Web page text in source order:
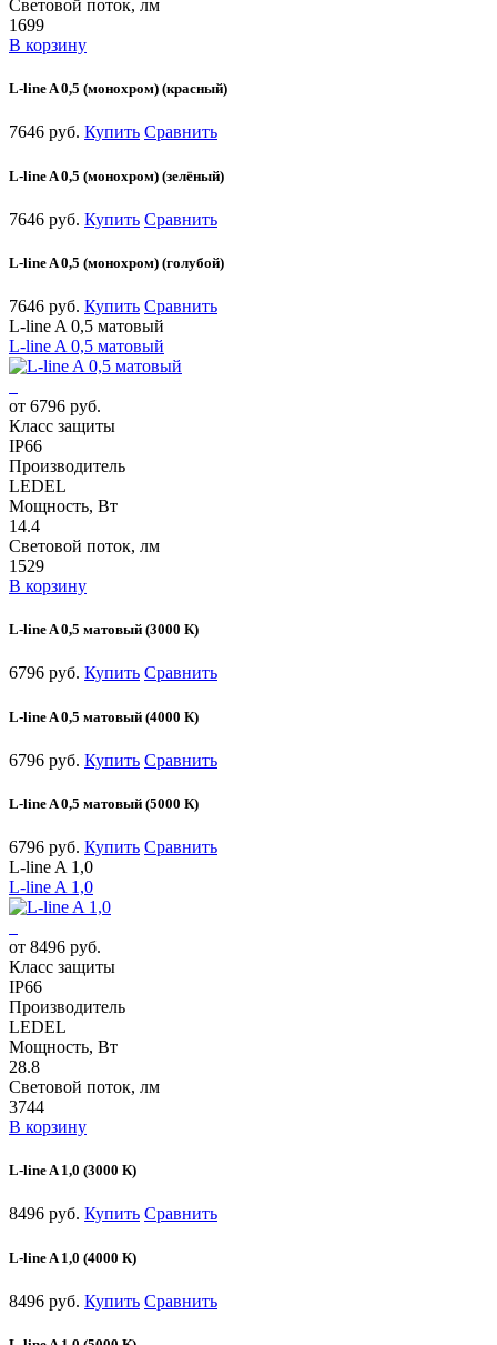
Световой поток, лм
1699
В корзину
L-line A 0,5 (монохром) (красный)
7646 руб. Купить Сравнить
L-line A 0,5 (монохром) (зелёный)
7646 руб. Купить Сравнить
L-line A 0,5 (монохром) (голубой)
7646 руб. Купить Сравнить
L-line A 0,5 матовый
L-line A 0,5 матовый
от 6796 руб.
Класс защиты
IP66
Производитель
LEDEL
Мощность, Вт
14.4
Световой поток, лм
1529
В корзину
L-line A 0,5 матовый (3000 К)
6796 руб. Купить Сравнить
L-line A 0,5 матовый (4000 К)
6796 руб. Купить Сравнить
L-line A 0,5 матовый (5000 К)
6796 руб. Купить Сравнить
L-line A 1,0
L-line A 1,0
от 8496 руб.
Класс защиты
IP66
Производитель
LEDEL
Мощность, Вт
28.8
Световой поток, лм
3744
В корзину
L-line A 1,0 (3000 К)
8496 руб. Купить Сравнить
L-line A 1,0 (4000 К)
8496 руб. Купить Сравнить